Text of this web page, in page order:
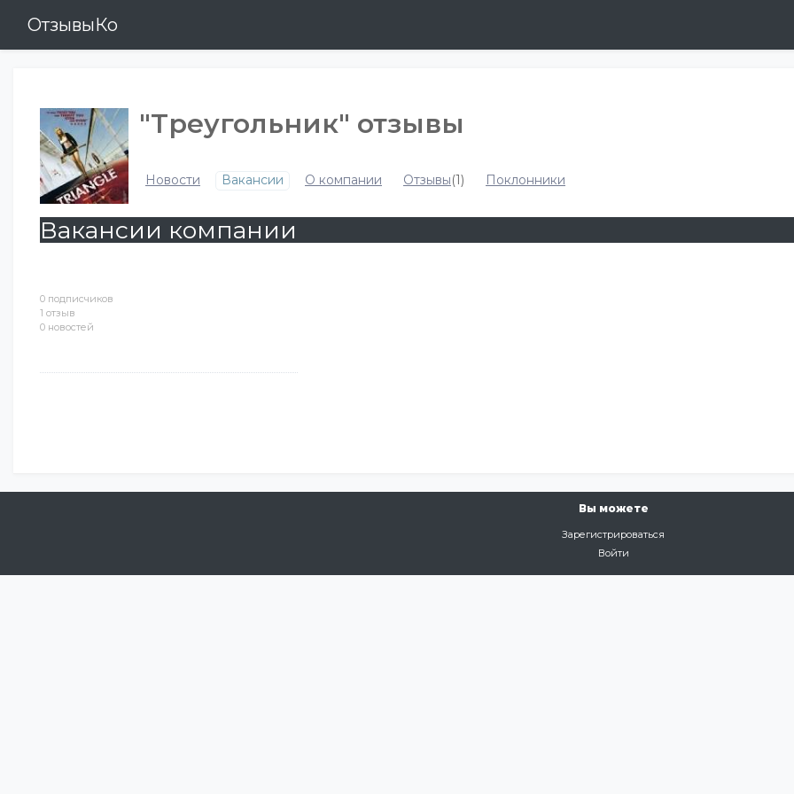
ОтзывыКо
0 подписчиков
1 отзыв
0 новостей
"Треугольник" отзывы
Новости Вакансии О компании Отзывы(1) Поклонники
Вакансии компании
Вы можете
Зарегистрироваться
Войти